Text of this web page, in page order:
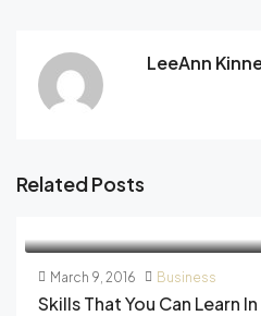
LeeAnn
Related Posts
March 9, 2016 Business
Skills That You Can Learn